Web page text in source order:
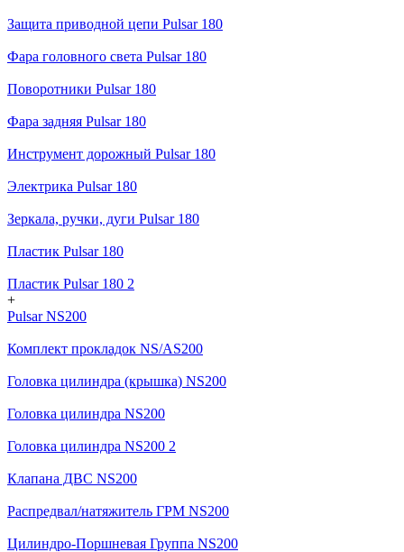
Защита приводной цепи Pulsar 180
Фара головного света Pulsar 180
Поворотники Pulsar 180
Фара задняя Pulsar 180
Инструмент дорожный Pulsar 180
Электрика Pulsar 180
Зеркала, ручки, дуги Pulsar 180
Пластик Pulsar 180
Пластик Pulsar 180 2
+
Pulsar NS200
Комплект прокладок NS/AS200
Головка цилиндра (крышка) NS200
Головка цилиндра NS200
Головка цилиндра NS200 2
Клапана ДВС NS200
Распредвал/натяжитель ГРМ NS200
Цилиндро-Поршневая Группа NS200